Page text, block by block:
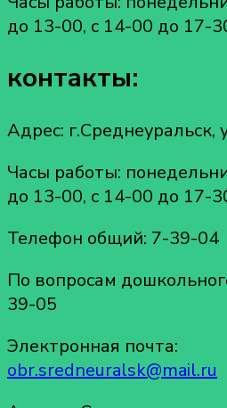
до 13-00, с 14-00 до 17-
контакты:
Адрес: г.Среднеуральск,
Часы работы:
до 13-00, с 14-00 до 17-
Телефон общий: 7-39-04
По вопросам
39-05
Электронная почта:
obr.sredneuralsk@mail.ru